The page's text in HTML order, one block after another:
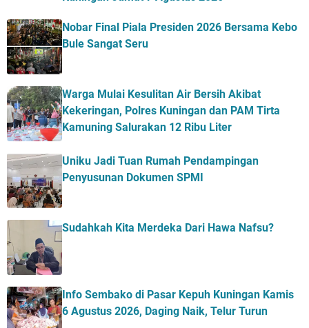
Nobar Final Piala Presiden 2026 Bersama Kebo
Bule Sangat Seru
Warga Mulai Kesulitan Air Bersih Akibat
Kekeringan, Polres Kuningan dan PAM Tirta
Kamuning Salurakan 12 Ribu Liter
Uniku Jadi Tuan Rumah Pendampingan
Penyusunan Dokumen SPMI
Sudahkah Kita Merdeka Dari Hawa Nafsu?
Info Sembako di Pasar Kepuh Kuningan Kamis
6 Agustus 2026, Daging Naik, Telur Turun